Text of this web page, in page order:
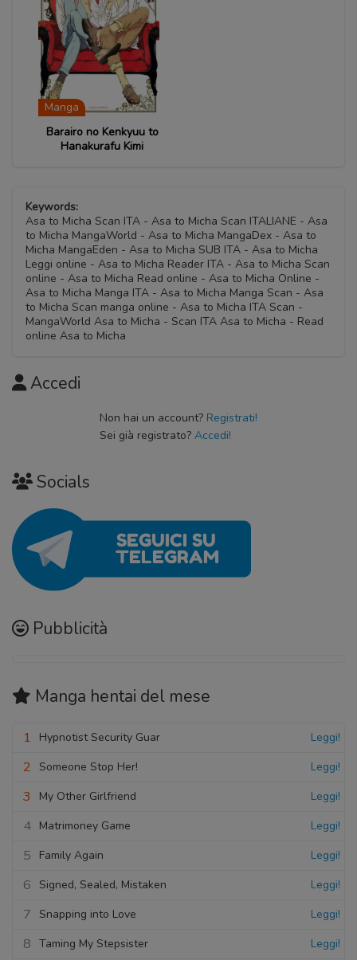
Capitolo 07
Capitolo 06
Capitolo 02
Capitolo 01
Manga
Barairo no Kenkyuu to
Hanakurafu Kimi
Keywords:
Asa to Micha Scan ITA - Asa to Micha Scan ITALIANE - Asa
to Micha MangaWorld - Asa to Micha MangaDex - Asa to
Micha MangaEden - Asa to Micha SUB ITA - Asa to Micha
Leggi online - Asa to Micha Reader ITA - Asa to Micha Scan
online - Asa to Micha Read online - Asa to Micha Online -
Asa to Micha Manga ITA - Asa to Micha Manga Scan - Asa
to Micha Scan manga online - Asa to Micha ITA Scan -
MangaWorld Asa to Micha - Scan ITA Asa to Micha - Read
online Asa to Micha
Accedi
Non hai un account? Registrati!
Sei già registrato? Accedi!
Socials
Pubblicità
Manga hentai del mese
1 Hypnotist Security Guar Leggi!
2 Someone Stop Her! Leggi!
3 My Other Girlfriend Leggi!
4 Matrimoney Game Leggi!
5 Family Again Leggi!
6 Signed, Sealed, Mistaken Leggi!
7 Snapping into Love Leggi!
8 Taming My Stepsister Leggi!